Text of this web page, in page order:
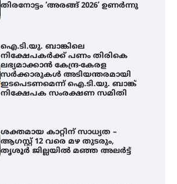
തിരനോട്ടം ‘അരങ്ങ് 2026’ ഉണർന്നു
ഐ.ടി.യു. ബാങ്കിലെ
നിക്ഷേപകർക്ക് പണം തിരികെ
ലഭ്യമാക്കാൻ കേന്ദ്ര-കേരള
സർക്കാരുകൾ അടിയന്തരമായി
ഇടപെടണമെന്ന് ഐ.ടി.യു. ബാങ്ക്
നിക്ഷേപക സംരക്ഷണ സമിതി
ശക്തമായ കാറ്റിന് സാധ്യത –
ആഗസ്റ്റ് 12 വരെ മഴ തുടരും,
തൃശൂർ ജില്ലയിൽ മഞ്ഞ അലർട്ട്